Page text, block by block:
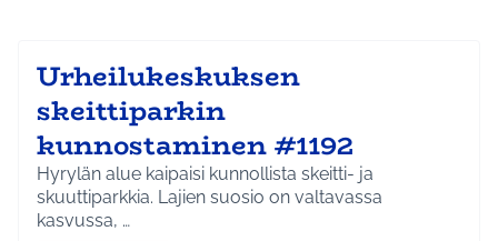
Urheilukeskuksen
skeittiparkin
kunnostaminen #1192
Hyrylän alue kaipaisi kunnollista skeitti- ja
skuuttiparkkia. Lajien suosio on valtavassa
kasvussa, …